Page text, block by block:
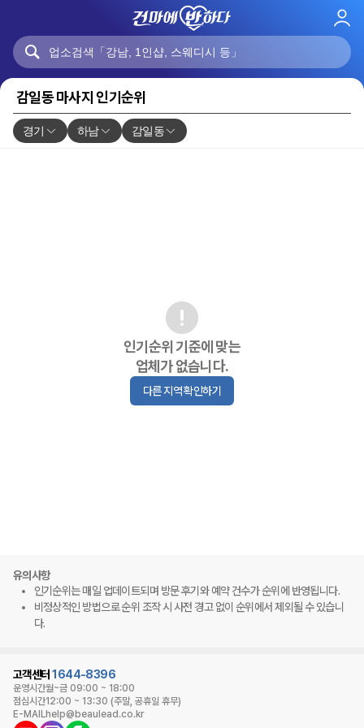
로
감일동 마사지 인기순위
경기 하남 감일동
인기순위 기준에 맞는
업체가 없습니다.
다른 지역 확인하기
유의사항
인기순위는 매일 업데이트되며 방문 후기와 예약 건수가 순위에 반영됩니다.
비정상적인 방법으로 순위 조작 시 사전 경고 없이 순위에서 제외될 수 있습니
다.
고객센터 1644-8396
운영시간월~금 09:00 ~ 18:00
점심시간12:00 ~ 13:30 (주말, 공휴일 휴무)
E-MAILhelp@beaulead.co.kr